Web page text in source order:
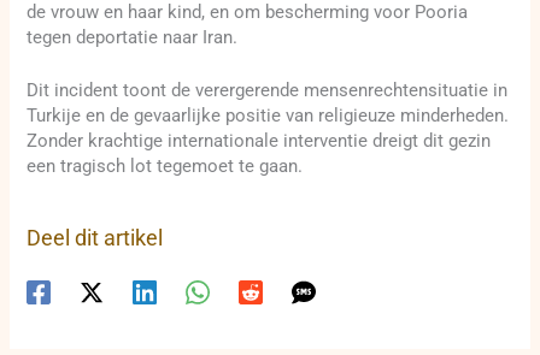
de vrouw en haar kind, en om bescherming voor Pooria
tegen deportatie naar Iran.
Dit incident toont de verergerende mensenrechtensituatie in
Turkije en de gevaarlijke positie van religieuze minderheden.
Zonder krachtige internationale interventie dreigt dit gezin
een tragisch lot tegemoet te gaan.
Deel dit artikel